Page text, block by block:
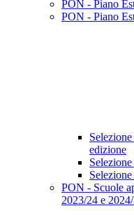
PON - Piano
PON - Piano
edizione
PON - Scuole
2023/24 e